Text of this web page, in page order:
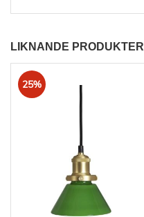
LIKNANDE PRODUKTER
25%